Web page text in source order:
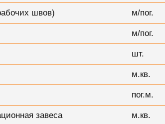
швов) м/пог.
м/пог.
шт.
м.кв.
пог.м.
завеса м.кв.